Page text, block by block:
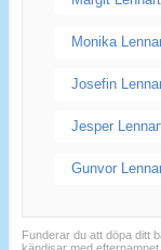
Monika
Josefin
Jesper
Gunvor
Funderar du att döpa ditt